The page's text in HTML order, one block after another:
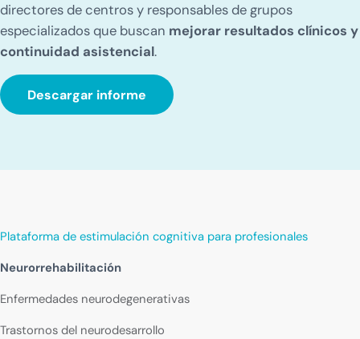
directores de centros y responsables de grupos
especializados que buscan mejorar resultados clínicos y
continuidad asistencial.
Descargar informe
Plataforma de estimulación cognitiva para profesionales
Neurorrehabilitación
Enfermedades neurodegenerativas
Trastornos del neurodesarrollo